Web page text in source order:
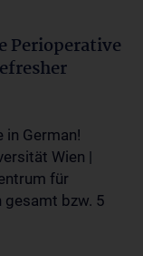
Perioperative
in German!
Wien |
für
gesamt bzw. 5